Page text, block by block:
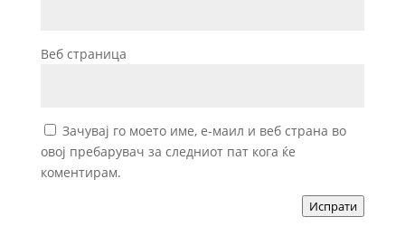
Веб страница
Зачувај го моето име, е-маил и веб страна во
овој пребарувач за следниот пат кога ќе
коментирам.
Испрати